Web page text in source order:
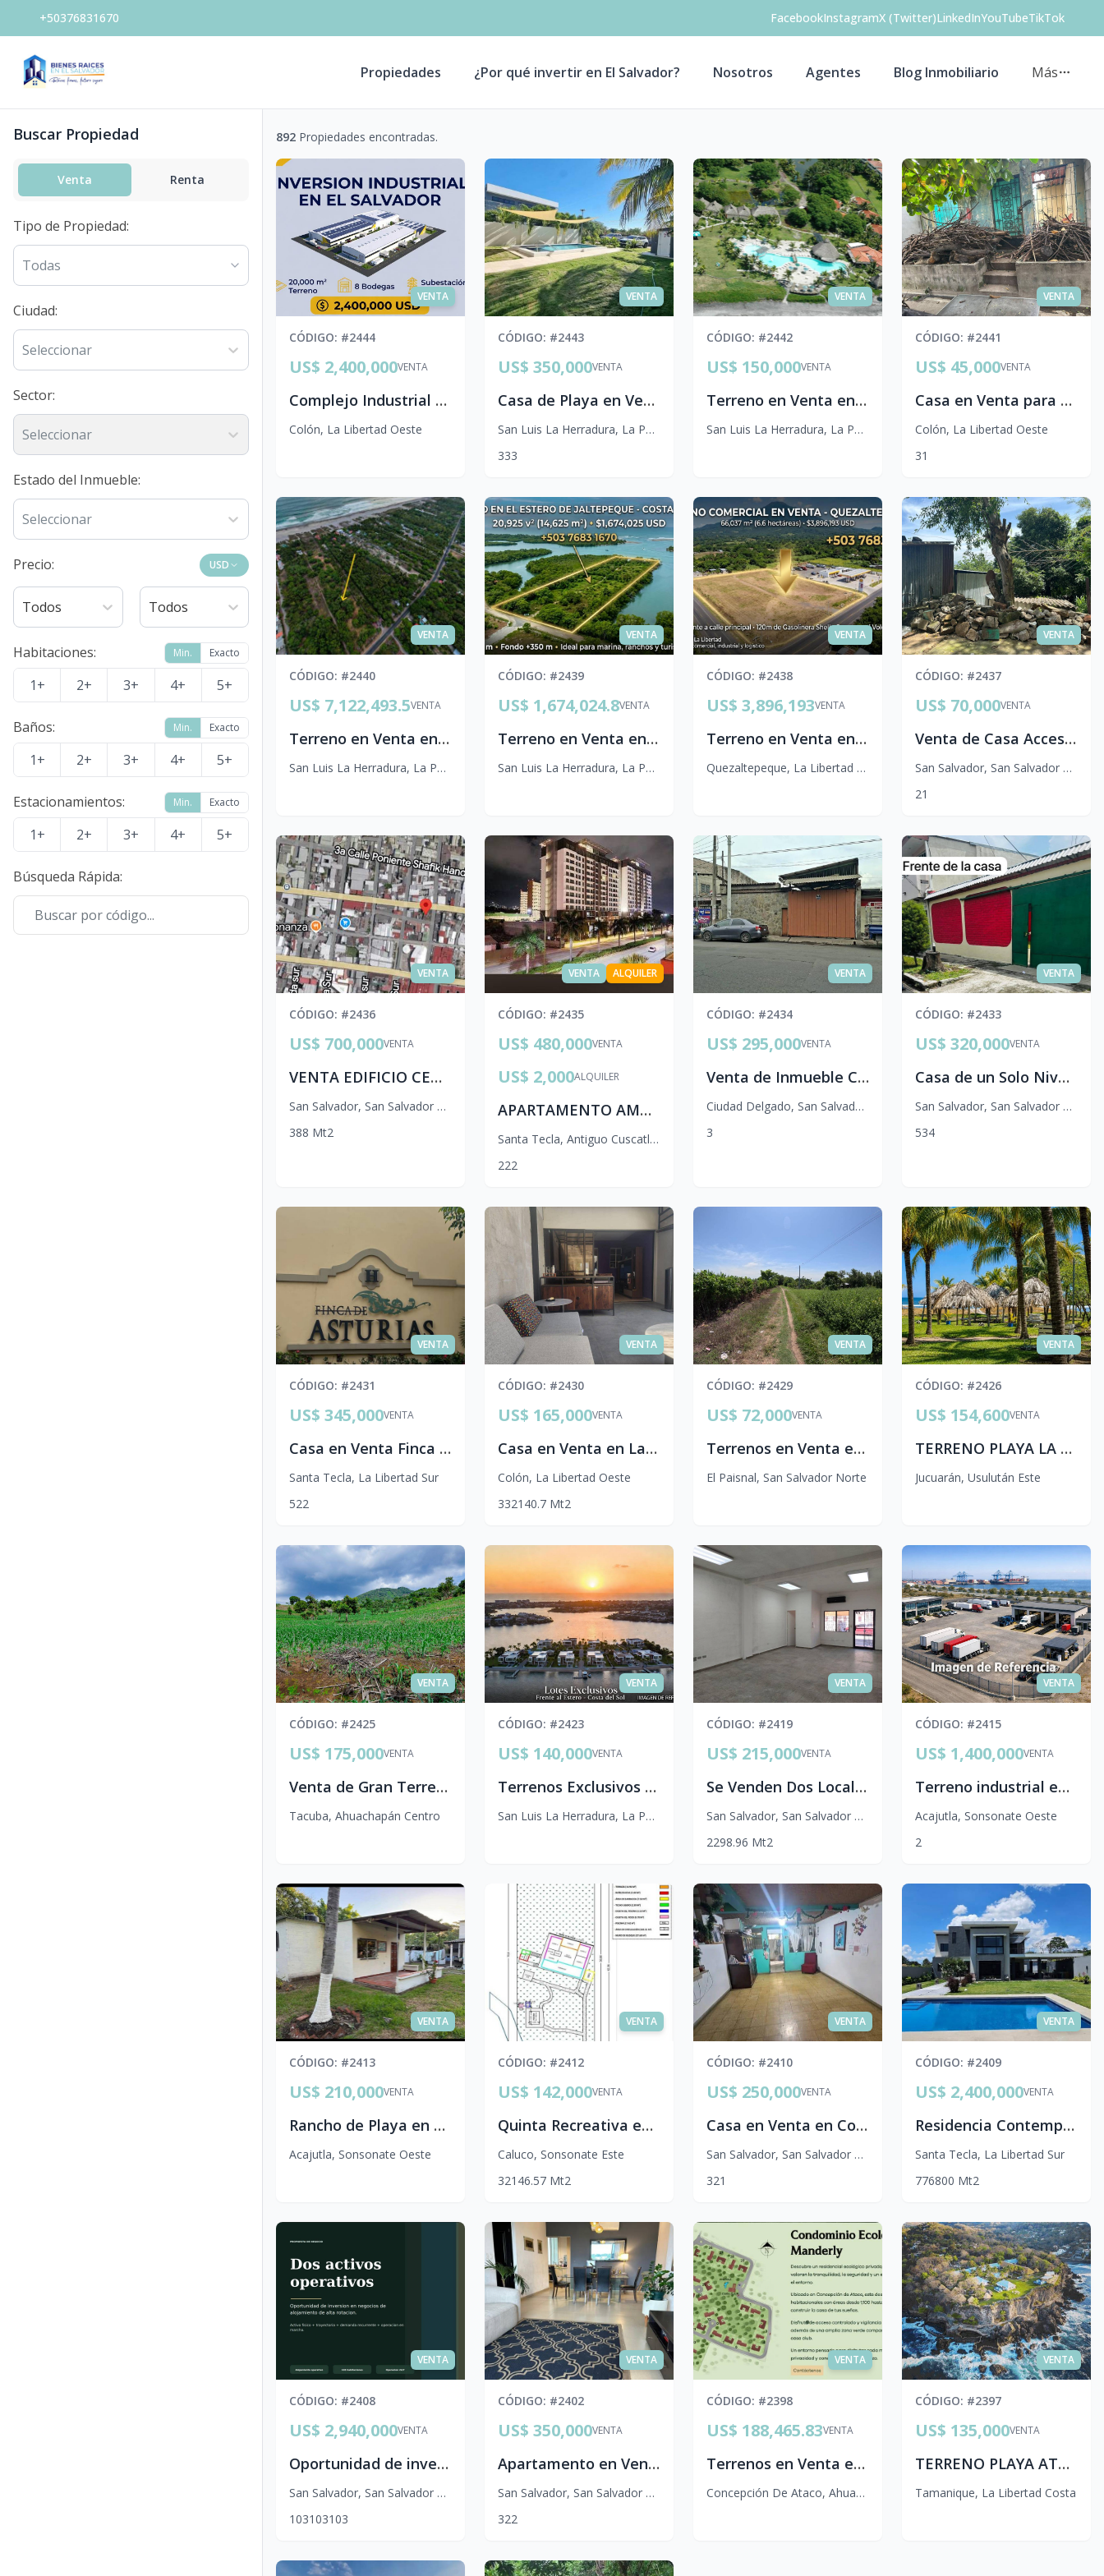
+50376831670 FacebookInstagramX (Twitter)LinkedInYouTubeTikTok
Propiedades ¿Por qué invertir en El Salvador? Nosotros Agentes Blog Inmobiliario Más
Buscar Propiedad
Venta Renta
Tipo de Propiedad:
Todas
Ciudad:
Seleccionar
Sector:
Seleccionar
Estado del Inmueble:
Seleccionar
Precio: USD
Todos Todos
Habitaciones: Min. Exacto
1+ 2+ 3+ 4+ 5+
Baños: Min. Exacto
1+ 2+ 3+ 4+ 5+
Estacionamientos: Min. Exacto
1+ 2+ 3+ 4+ 5+
Búsqueda Rápida:
892 Propiedades encontradas.
VENTA
CÓDIGO: #2444
VENTA
US$ 2,400,000
Complejo Industrial de 20,300 m² en Venta en Lourdes, La Libertad | Listo para Operar
Colón, La Libertad Oeste
VENTA
CÓDIGO: #2443
VENTA
US$ 350,000
Casa de Playa en Venta en Villa Oceánica, Costa del Sol $350,000
San Luis La Herradura, La Paz Centro
333
VENTA
CÓDIGO: #2442
VENTA
US$ 150,000
Terreno en Venta en Residencial Joyas del Pacífico, Costa del Sol | $150,000
San Luis La Herradura, La Paz Centro
VENTA
CÓDIGO: #2441
VENTA
US$ 45,000
Casa en Venta para Remodelar en Residencial Los Chorros 1 | Oportunidad de Inversión a $45,000
Colón, La Libertad Oeste
31
VENTA
CÓDIGO: #2440
VENTA
US$ 7,122,493.5
Terreno en Venta en Costa del Sol con Doble Frente (Mar y Estero) Permisos Aprobados
San Luis La Herradura, La Paz Centro
VENTA
CÓDIGO: #2439
VENTA
US$ 1,674,024.8
Terreno en Venta en Estero de Jaltepeque, Costa del Sol | 20,925 V2 con Salida al Agua
San Luis La Herradura, La Paz Centro
VENTA
CÓDIGO: #2438
VENTA
US$ 3,896,193
Terreno en Venta en Quezaltepeque | 6.6 Hectáreas cerca de Gasolinera Shell y Calle al Volcán
Quezaltepeque, La Libertad Norte
VENTA
CÓDIGO: #2437
VENTA
US$ 70,000
Venta de Casa Accesible en San Jacinto, San Salvador | Terreno de 10 x 20 m
San Salvador, San Salvador Centro
21
VENTA
CÓDIGO: #2436
VENTA
US$ 700,000
VENTA EDIFICIO CENTRO HISTÓRICO SAN SALVADOR *rrod
San Salvador, San Salvador Centro
388 Mt2
VENTA ALQUILER
CÓDIGO: #2435
VENTA
US$ 480,000
ALQUILER
US$ 2,000
APARTAMENTO AMUEBLADO ALQUILER/VENTA | PUERTA DEL ALMA ard010
Santa Tecla, Antiguo Cuscatlán
222
VENTA
CÓDIGO: #2434
VENTA
US$ 295,000
Venta de Inmueble Comercial y Bodega en Ciudad Delgado | Calle Principal
Ciudad Delgado, San Salvador Centro
3
VENTA
CÓDIGO: #2433
VENTA
US$ 320,000
Casa de un Solo Nivel en Venta | Colonia Miramonte, San Salvador
San Salvador, San Salvador Centro
534
VENTA
CÓDIGO: #2431
VENTA
US$ 345,000
Casa en Venta Finca Asturias Sur | Estilo Toledo
Santa Tecla, La Libertad Sur
522
VENTA
CÓDIGO: #2430
VENTA
US$ 165,000
Casa en Venta en Las Jacarandas 3 | Lourdes, Colón
Colón, La Libertad Oeste
332140.7 Mt2
VENTA
CÓDIGO: #2429
VENTA
US$ 72,000
Terrenos en Venta en El Paisnal | 4 Lotes Juntos en San Salvador Norte
El Paisnal, San Salvador Norte
VENTA
CÓDIGO: #2426
VENTA
US$ 154,600
TERRENO PLAYA LA VENTANA 1546vr2 SURF CITY 2. sc2 cea.p
Jucuarán, Usulután Este
VENTA
CÓDIGO: #2425
VENTA
US$ 175,000
Venta de Gran Terreno de 20 Manzanas en Ahuachapán | Ideal para Proyecto Agrícola o Ecológico
Tacuba, Ahuachapán Centro
VENTA
CÓDIGO: #2423
VENTA
US$ 140,000
Terrenos Exclusivos en Venta frente al Estero de Jaltepeque | Costa del Sol, El Salvador
San Luis La Herradura, La Paz Centro
VENTA
CÓDIGO: #2419
VENTA
US$ 215,000
Se Venden Dos Locales Comerciales en Condominio Privado | Colonia Escalón, San Salvador
San Salvador, San Salvador Centro
2298.96 Mt2
VENTA
CÓDIGO: #2415
VENTA
US$ 1,400,000
Terreno industrial en venta de 1.5 manzanas en Puerto de Acajutla
Acajutla, Sonsonate Oeste
2
VENTA
CÓDIGO: #2413
VENTA
US$ 210,000
Rancho de Playa en Venta en Costa Azul, Sonsonate | Terreno de 1,809 v² en Tercera Fila
Acajutla, Sonsonate Oeste
VENTA
CÓDIGO: #2412
VENTA
US$ 142,000
Quinta Recreativa en Venta en Los Manantiales de Caluco, Sonsonate | Gran Terreno de 2,185 v² con Piscina y Nacimiento de Agua
Caluco, Sonsonate Este
32146.57 Mt2
VENTA
CÓDIGO: #2410
VENTA
US$ 250,000
Casa en Venta en Colonia San Luis | Complejo Privado, San Salvador
San Salvador, San Salvador Centro
321
VENTA
CÓDIGO: #2409
VENTA
US$ 2,400,000
Residencia Contemporánea Premium en Venta | Residencial Palmira, La Libertad
Santa Tecla, La Libertad Sur
776800 Mt2
VENTA
CÓDIGO: #2408
VENTA
US$ 2,940,000
Oportunidad de inversión en alojamiento operativo en El Salvador – 103 habitaciones con ROI atractivo
San Salvador, San Salvador Centro
103103103
VENTA
CÓDIGO: #2402
VENTA
US$ 350,000
Apartamento en Venta en Colonia Escalón con Vista a la Ciudad | San Salvador
San Salvador, San Salvador Centro
322
VENTA
CÓDIGO: #2398
VENTA
US$ 188,465.83
Terrenos en Venta en Condominio Manderly | Concepción de Ataco, El Salvador
Concepción De Ataco, Ahuachapán Centro
VENTA
CÓDIGO: #2397
VENTA
US$ 135,000
TERRENO PLAYA ATAMI 900vr2 RESIDENCIAL PRIVADO sc1 ml080
Tamanique, La Libertad Costa